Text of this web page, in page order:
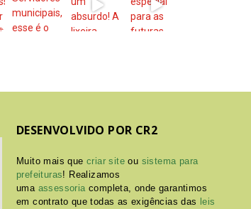
DESENVOLVIDO POR CR2
Muito mais quecriar site ou sistema para
prefeituras! Realizamos
uma assessoriacompleta, onde garantimos
em contrato que todas as exigências das leis